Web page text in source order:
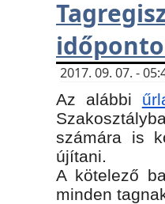
2017. 09. 07. -
Az alábbi
számára is
újítani.
​A kötelező
minden